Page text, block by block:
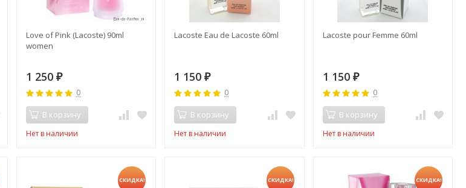
Love of Pink (Lacoste) 90ml
women
1 250 ₽
0
В корзину
Нет в наличии
Lacoste Eau de Lacoste 60ml
1 150₽
0
В корзину
Нет в наличии
Lacoste pour Femme 60ml
1 150 ₽
0
В корзину
Нет в наличии
СКИДКА! СКИДКА! СКИДКА!